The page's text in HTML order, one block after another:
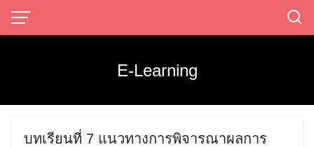
E-Learning
บทเรียนที่ 7 แนวทางการพิจารณาผลการ